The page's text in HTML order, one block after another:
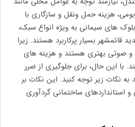
هزینه حمل ونقل و سازگاری با
های سیمانی به ویژه انواع سبک،
بسیار پرکاربرد هستند. زیرا
و صوتی بهتری هستند و هزینه های
با این حال، برای جلوگیری از ضرر
نکات زیر توجه کنید. این نکات بر
استانداردهای ساختمانی گردآوری